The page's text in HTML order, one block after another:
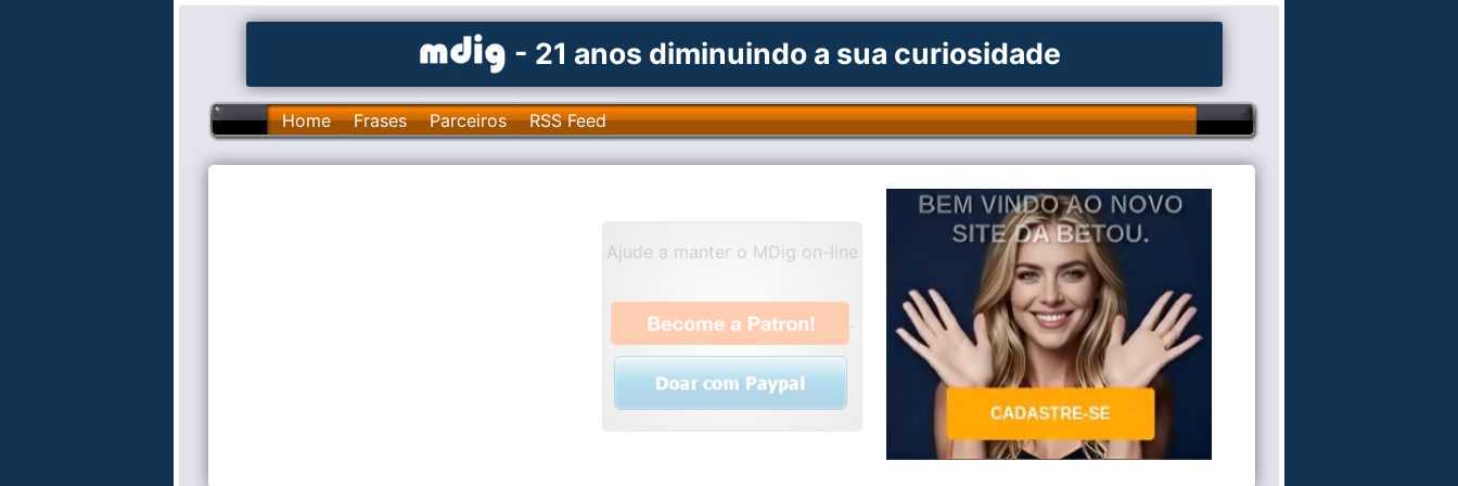
- 21 anos diminuindo a sua curiosidade
Home Frases Parceiros RSS Feed
Ajude a manter o MDig on-line
.